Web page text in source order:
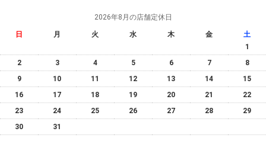
2026年8月の店舗定休日
日 月 火 水 木 金
土
1
2
3 4 5 6 7
8
9
10 11 12 13 14
15
16
17 18 19 20 21
22
23
24 25 26 27 28
29
30
31